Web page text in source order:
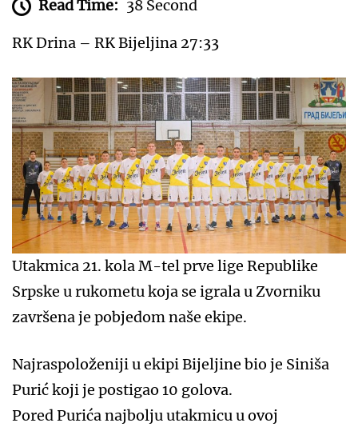
Read Time: 38 Second
RK Drina – RK Bijeljina 27:33
Utakmica 21. kola M-tel prve lige Republike
Srpske u rukometu koja se igrala u Zvorniku
završena je pobjedom naše ekipe.
Najraspoloženiji u ekipi Bijeljine bio je Siniša
Purić koji je postigao 10 golova.
Pored Purića najbolju utakmicu u ovoj